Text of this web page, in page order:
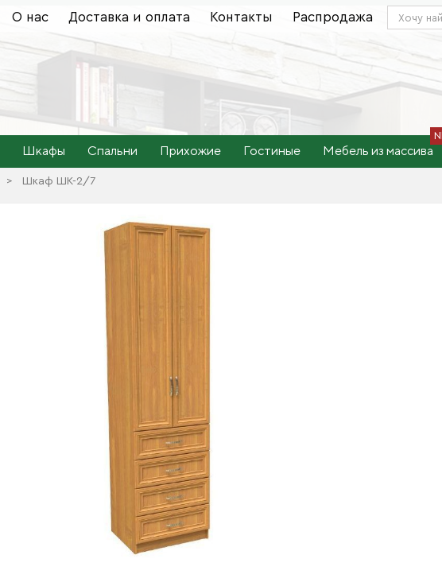
О нас Доставка и оплата Контакты Распродажа
Шкафы Спальни Прихожие Гостиные Мебель из массива
> Шкаф ШК-2/7